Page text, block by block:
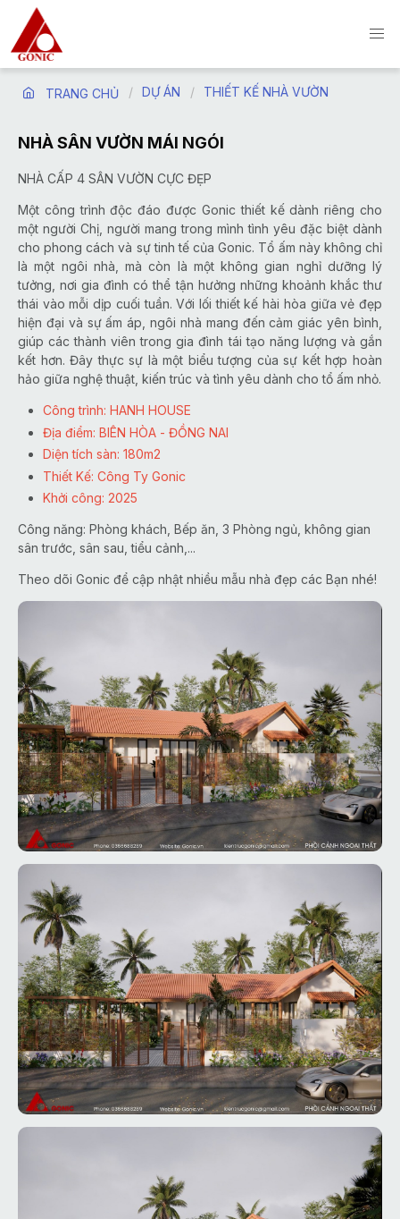
TRANG CHỦ DỰ ÁN THIẾT KẾ NHÀ VƯỜN
NHÀ SÂN VƯỜN MÁI NGÓI
NHÀ CẤP 4 SÂN VƯỜN CỰC ĐẸP
Một công trình độc đáo được Gonic thiết kế dành riêng cho
một người Chị, người mang trong mình tình yêu đặc biệt dành
cho phong cách và sự tinh tế của Gonic. Tổ ấm này không chỉ
là một ngôi nhà, mà còn là một không gian nghỉ dưỡng lý
tưởng, nơi gia đình có thể tận hưởng những khoảnh khắc thư
thái vào mỗi dịp cuối tuần. Với lối thiết kế hài hòa giữa vẻ đẹp
hiện đại và sự ấm áp, ngôi nhà mang đến cảm giác yên bình,
giúp các thành viên trong gia đình tái tạo năng lượng và gắn
kết hơn. Đây thực sự là một biểu tượng của sự kết hợp hoàn
hảo giữa nghệ thuật, kiến trúc và tình yêu dành cho tổ ấm nhỏ.
Công trình: HANH HOUSE
Địa điểm: BIÊN HÒA - ĐỒNG NAI
Diện tích sàn: 180m2
Thiết Kế: Công Ty Gonic
Khởi công: 2025
Công năng: Phòng khách, Bếp ăn, 3 Phòng ngủ, không gian
sân trước, sân sau, tiểu cảnh,...
Theo dõi Gonic để cập nhật nhiều mẫu nhà đẹp các Bạn nhé!